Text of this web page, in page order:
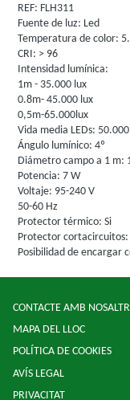
REF: FLH311
Fuente de luz: Led
Temperatura de color:
CRI: > 96
Intensidad lumínica:
1m - 35.000 lux
0.8m- 45.000 lux
0,5m-65.000lux
Vida media LEDs:
Ángulo lumínico: 4º
Diámetro campo a 1 m:
Potencia: 7 W
Voltaje: 95-240 V
50-60 Hz
Protector térmico: Si
Protector cortacircuitos:
Posibilidad de encargar
CONTACTE AMB
MAPA DEL LLOC
POLÍTICA DE COOKIES
AVÍS LEGAL
PRIVACITAT